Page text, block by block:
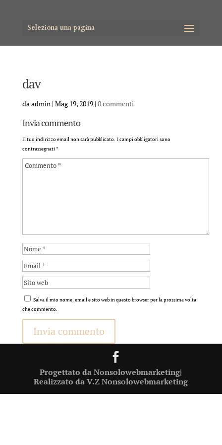
Seleziona una pagina
dav
daadmin| Mag 19, 2019| 0 commenti
Invia commento
Il tuo indirizzo email non sarà pubblicato. I campi obbligatori sono
contrassegnati*
Salva il mio nome, email e sito web in questo browser per la prossima volta
che commento.
Progettato da Nonsolowebmarketing|
Realizzato da V.Z Nonsolowebmarketing